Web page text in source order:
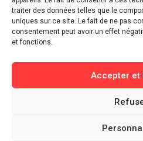
traiter des données telles que le
uniques sur ce site. Le fait de ne pas
consentement peut avoir un effet
et fonctions.
Accepter et
Restez informé des
dernières